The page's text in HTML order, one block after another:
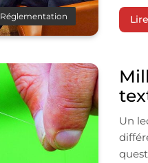
Réglementation
Un